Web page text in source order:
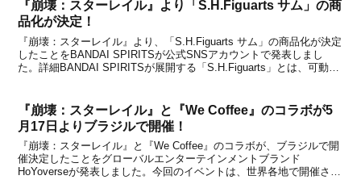
『崩壊：スターレイル』より「S.H.Figuarts サム」の商
品化が決定！
『崩壊：スターレイル』より、「S.H.Figuarts サム」の商品化が決定
したことをBANDAI SPIRITSが公式SNSアカウントで発表しまし
た。詳細BANDAI SPIRITSが展開する「S.H.Figuarts」とは、可動に
『崩壊：スターレイル』と『We Coffee』のコラボが5
月17日よりブラジルで開催！
『崩壊：スターレイル』と『We Coffee』のコラボが、ブラジルで開
催決定したことをグローバルエンターテインメントブランド
HoYoverseが発表しました。今回のイベントは、世界各地で開催され